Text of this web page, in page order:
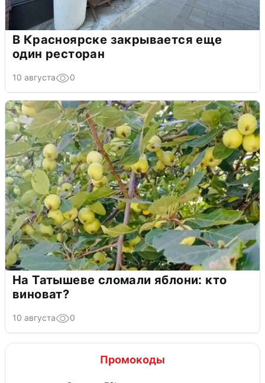
В Красноярске закрывается еще
один ресторан
10 августа 0
На Татышеве сломали яблони: кто
виноват?
10 августа 0
Промокоды